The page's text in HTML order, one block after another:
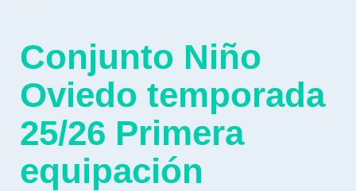
Conjunto Niño
Oviedo temporada
25/26 Primera
equipación